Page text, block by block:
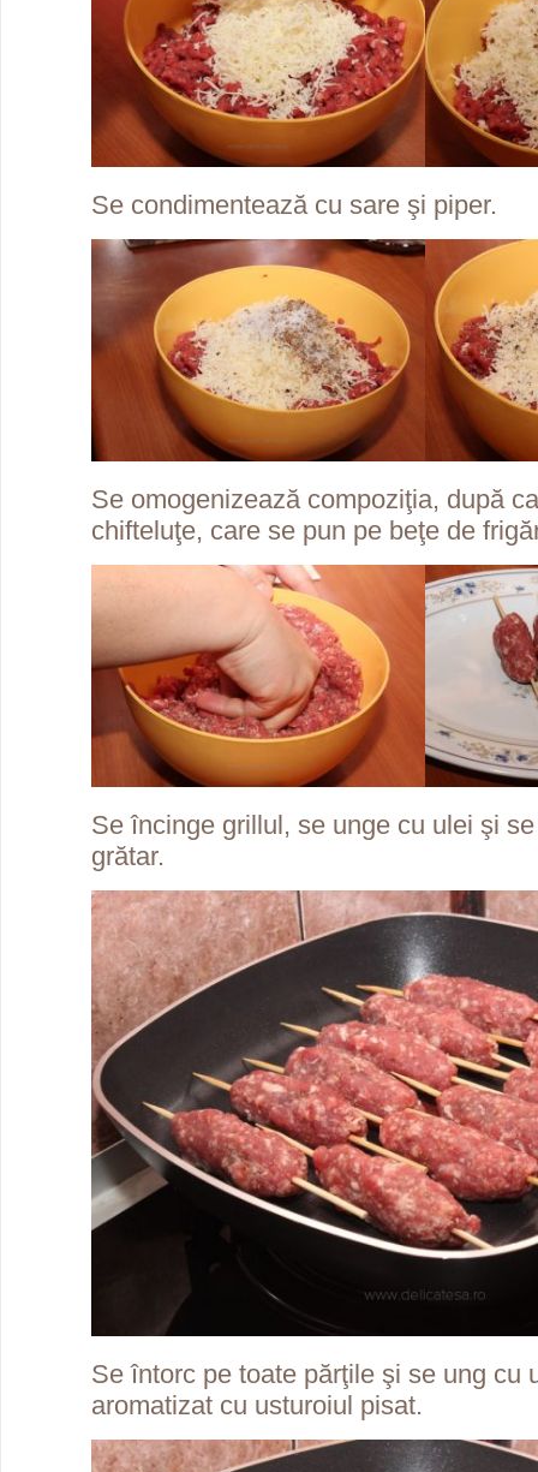
Se condimentează cu sare şi piper.
Se omogenizează compoziţia, după
chifteluţe, care se pun pe beţe de
Se încinge grillul, se unge cu ulei şi
grătar.
Se întorc pe toate părţile şi se ung cu
aromatizat cu usturoiul pisat.